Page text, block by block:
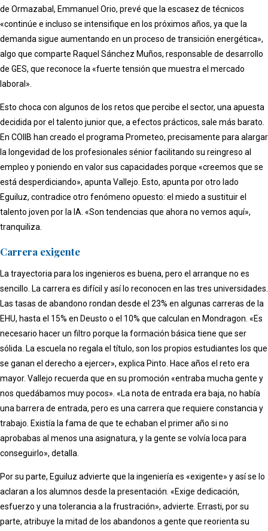
de Ormazabal, Emmanuel Orio, prevé que la escasez de técnicos
«continúe e incluso se intensifique en los próximos años, ya que la
demanda sigue aumentando en un proceso de transición energética»,
algo que comparte Raquel Sánchez Muños, responsable de desarrollo
de GES, que reconoce la «fuerte tensión que muestra el mercado
laboral».
Esto choca con algunos de los retos que percibe el sector, una apuesta
decidida por el talento junior que, a efectos prácticos, sale más barato.
En COIIB han creado el programa Prometeo, precisamente para alargar
la longevidad de los profesionales sénior facilitando su reingreso al
empleo y poniendo en valor sus capacidades porque «creemos que se
está desperdiciando», apunta Vallejo. Esto, apunta por otro lado
Eguiluz, contradice otro fenómeno opuesto: el miedo a sustituir el
talento joven por la IA. «Son tendencias que ahora no vemos aquí»,
tranquiliza.
Carrera exigente
La trayectoria para los ingenieros es buena, pero el arranque no es
sencillo. La carrera es difícil y así lo reconocen en las tres universidades.
Las tasas de abandono rondan desde el 23% en algunas carreras de la
EHU, hasta el 15% en Deusto o el 10% que calculan en Mondragon. «Es
necesario hacer un filtro porque la formación básica tiene que ser
sólida. La escuela no regala el título, son los propios estudiantes los que
se ganan el derecho a ejercer», explica Pinto. Hace años el reto era
mayor. Vallejo recuerda que en su promoción «entraba mucha gente y
nos quedábamos muy pocos». «La nota de entrada era baja, no había
una barrera de entrada, pero es una carrera que requiere constancia y
trabajo. Existía la fama de que te echaban el primer año si no
aprobabas al menos una asignatura, y la gente se volvía loca para
conseguirlo», detalla.
Por su parte, Eguiluz advierte que la ingeniería es «exigente» y así se lo
aclaran a los alumnos desde la presentación. «Exige dedicación,
esfuerzo y una tolerancia a la frustración», advierte. Errasti, por su
parte, atribuye la mitad de los abandonos a gente que reorienta su